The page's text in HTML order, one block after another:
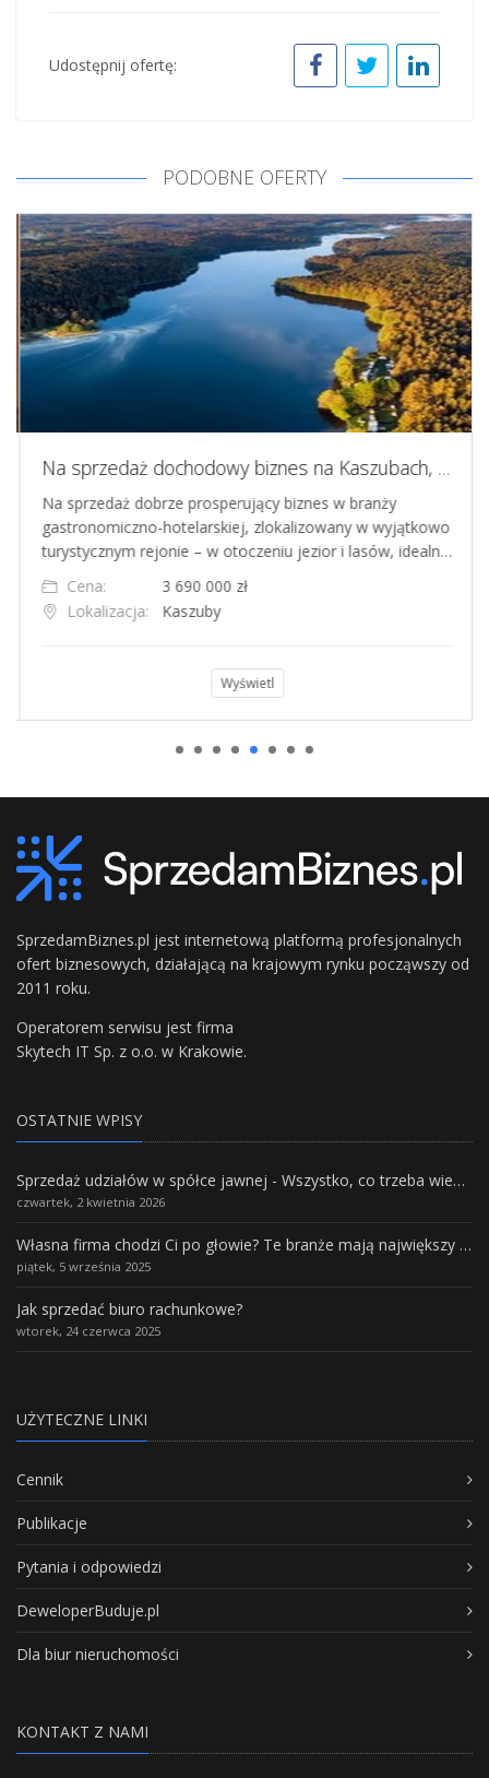
Udostępnij ofertę:
PODOBNE OFERTY
Na sprzedaż dochodowy biznes na Kaszubach, w turystycznej miejscowości z widokiem na jezioro
Na sprzedaż dobrze prosperujący biznes w branży
gastronomiczno-hotelarskiej, zlokalizowany w wyjątkowo
turystycznym rejonie – w otoczeniu jezior i lasów, idealn…
Cena:
3 690 000 zł
Lokalizacja:
Kaszuby
Wyświetl
SprzedamBiznes.pl jest internetową platformą profesjonalnych
ofert biznesowych, działającą na krajowym rynku począwszy od
2011 roku.
Operatorem serwisu jest firma
Skytech IT Sp. z o.o. w Krakowie.
OSTATNIE WPISY
Sprzedaż udziałów w spółce jawnej - Wszystko, co trzeba wiedzieć.
czwartek, 2 kwietnia 2026
Własna firma chodzi Ci po głowie? Te branże mają największy potencjał rozwoju
piątek, 5 września 2025
Jak sprzedać biuro rachunkowe?
wtorek, 24 czerwca 2025
UŻYTECZNE LINKI
Cennik
Publikacje
Pytania i odpowiedzi
DeweloperBuduje.pl
Dla biur nieruchomości
KONTAKT Z NAMI